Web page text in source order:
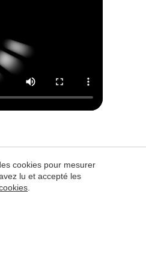
cookies pour mesurer
lu et accepté les